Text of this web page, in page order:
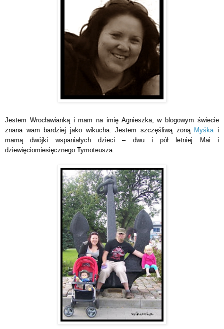
Jestem Wrocławianką i mam na imię Agnieszka, w blogowym świecie
znana wam bardziej jako wikucha. Jestem szczęśliwą żoną Myśka i
mamą dwójki wspaniałych dzieci – dwu i pół letniej Mai i
dziewięciomiesięcznego Tymoteusza.